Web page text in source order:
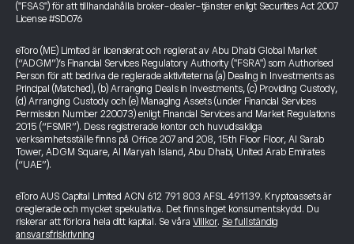
("FSAS") för att tillhandahålla broker-dealer-tjänster enligt Securities Act 2007
License #SD076
eToro (ME) Limited är licensierat och reglerat av Abu Dhabi Global Market
(“ADGM”)’s Financial Services Regulatory Authority ("FSRA") som Authorised
Person för att bedriva de reglerade aktiviteterna (a) Dealing in Investments as
Principal (Matched), (b) Arranging Deals in Investments, (c) Providing Custody,
(d) Arranging Custody och (e) Managing Assets (under Financial Services
Permission Number 220073) enligt Financial Services and Market Regulations
2015 (“FSMR”). Dess registrerade kontor och huvudsakliga
verksamhetsställe finns på Office 207 and 208, 15th Floor Floor, Al Sarab
Tower, ADGM Square, Al Maryah Island, Abu Dhabi, United Arab Emirates
(“UAE”).
eToro AUS Capital Limited ACN 612 791 803 AFSL 491139. Kryptoassets är
oreglerade och mycket spekulativa. Det finns inget konsumentskydd. Du
riskerar att förlora hela ditt kapital. Se våra Villkor. Se fullständig
ansvarsfriskrivning